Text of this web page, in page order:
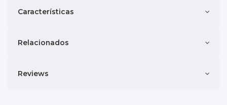
Características
Relacionados
Reviews